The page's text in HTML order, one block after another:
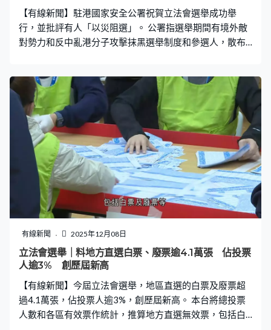
【有線新聞】駐港國家安全公署祝賀立法會選舉成功舉
行，並批評有人「以災阻選」。 公署指選舉期間有境外敵
對勢力和反中亂港分子攻擊抹黑選舉制度和參選人，散布
拘捕多人，為選舉如期舉行創造有利條件，選舉結果充分
表明香港正加速走出泛政治化的泥沼，凝聚保安全求發展
的社會共識。
有線新聞 2025年12月08日
立法會選舉｜料地方直選白票、廢票逾4.1萬張 佔投票
人逾3% 創歷屆新高
【有線新聞】今屆立法會選舉，地區直選的白票及廢票超
過4.1萬張，佔投票人逾3%，創歷屆新高。 本台將總投票
人數和各區有效票作統計，推算地方直選無效票，包括白